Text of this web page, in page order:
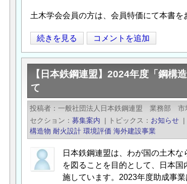
土木学会会員の方は、会員特価にて本書を
土
木
学
会
2023
年
7
月
新
刊
の
続きを見る コメントを追加
【日本鉄鋼連盟】2024年度「鋼構
て
投稿者 一般社団法人日本鉄鋼連盟 業務部 市
セクション
募集案内 | トピックス お知らせ |
構造物 耐火設計 環境評価 海外建設事業
日本鉄鋼連盟は、わが国の土木
を図ることを目的として、日本
施しています。2023年度助成事